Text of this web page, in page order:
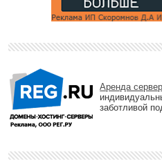
Аренда
заботливой